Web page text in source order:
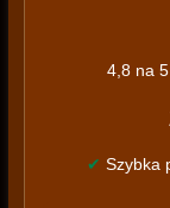
4,8 na
✔ Szybka